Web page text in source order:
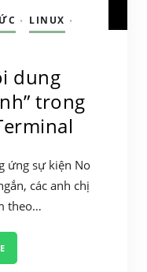
• LINUX •
dung
trong
ứng sự kiện No
các anh chị
theo…